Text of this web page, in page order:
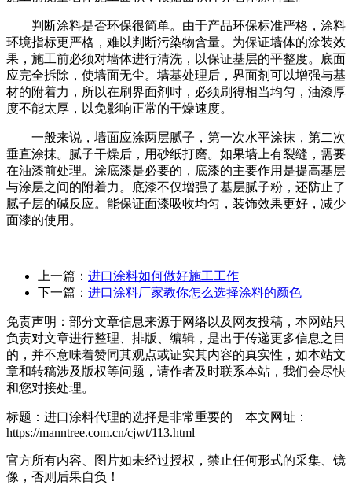
判断涂料是否环保很简单。由于产品环保标准严格，涂料
环境指标更严格，难以判断污染物含量。为保证墙体的涂装效
果，施工前必须对墙体进行清洗，以保证基层的平整度。底面
应完全拆除，使墙面无尘。墙基处理后，界面剂可以增强与基
材的附着力，所以在刷界面剂时，必须刷得相当均匀，油漆厚
度不能太厚，以免影响正常的干燥速度。
一般来说，墙面应涂两层腻子，第一次水平涂抹，第二次
垂直涂抹。腻子干燥后，用砂纸打磨。如果墙上有裂缝，需要
在油漆前处理。涂底漆是必要的，底漆的主要作用是提高基层
与涂层之间的附着力。底漆不仅增强了基层腻子粉，还防止了
腻子层的碱反应。能保证面漆吸收均匀，装饰效果更好，减少
面漆的使用。
上一篇： 进口涂料如何做好施工工作
下一篇： 进口涂料厂家教你怎么选择涂料的颜色
免责声明：部分文章信息来源于网络以及网友投稿，本网站只
负责对文章进行整理、排版、编辑，是出于传递更多信息之目
的，并不意味着赞同其观点或证实其内容的真实性，如本站文
章和转稿涉及版权等问题，请作者及时联系本站，我们会尽快
和您对接处理。
标题：进口涂料代理的选择是非常重要的 本文网址：
https://manntree.com.cn/cjwt/113.html
官方所有内容、图片如未经过授权，禁止任何形式的采集、镜
像，否则后果自负！